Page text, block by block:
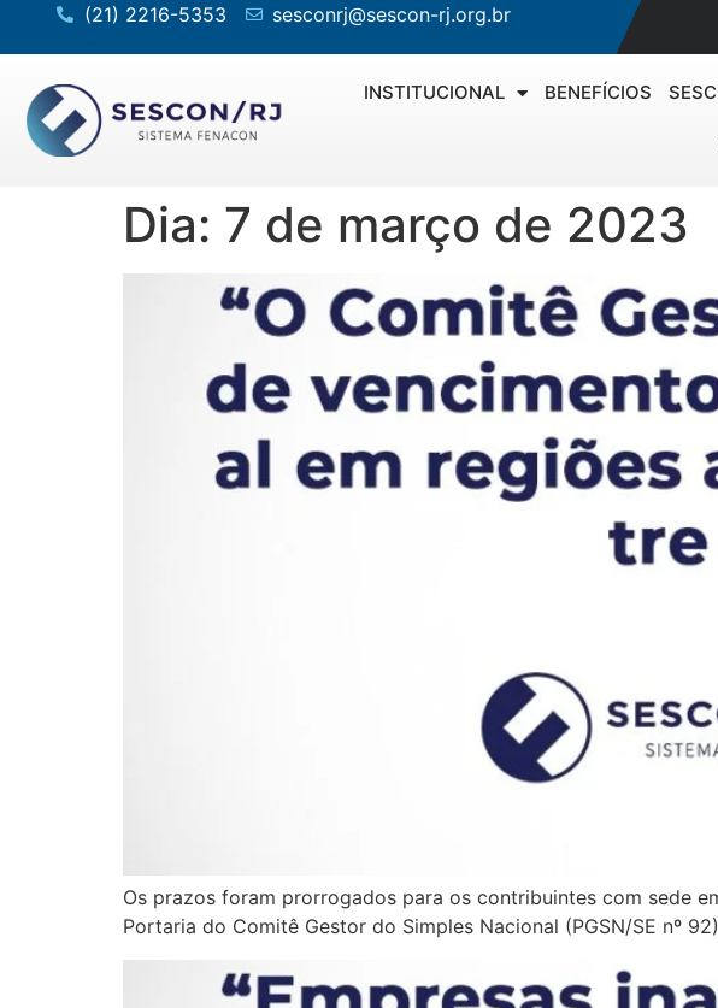
(21) 2216-5353 sesconrj@sescon-rj.org.br
INSTITUCIONAL BENEFÍCIOS
Dia: 7 de março de 2023
Os prazos foram prorrogados para os contribuintes com sede
Portaria do Comitê Gestor do Simples Nacional (PGSN/SE nº